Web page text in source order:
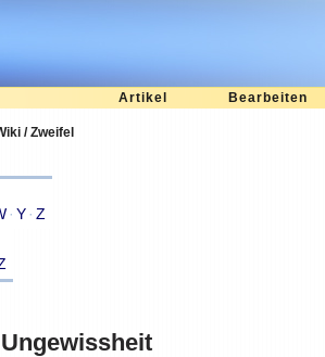
Artikel Bearbeiten
/ Zweifel
· Y· Z